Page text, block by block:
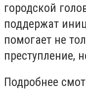
городской
поддержат
помогает не
преступление,
Подробнее